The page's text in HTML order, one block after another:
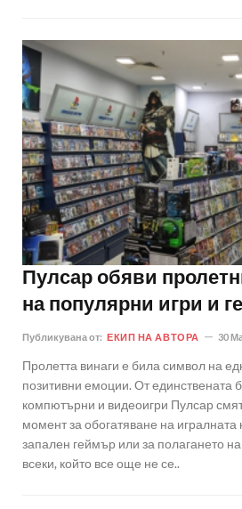
Пулсар обяви
на популярни игри и
Публикувана от: ЕКИП НА АВТОРА 30
Пролетта винаги е била символ на
позитивни емоции. От единствената
компютърни и видеоигри Пулсар
момент за обогатяване на игралната
запален геймър или за полагането
всеки, който все още не се..